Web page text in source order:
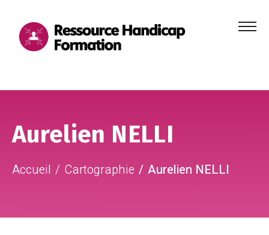
Menu
Aurelien NELLI
Accueil Cartographie Aurelien NELLI